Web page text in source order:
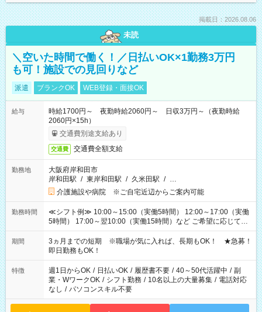
掲載日：2026.08.06
未読
＼空いた時間で働く！／日払いOK×1勤務3万円
も可！施設での見回りなど
派遣 ブランクOK WEB登録・面接OK
給与
時給1700円～ 夜勤時給2060円～ 日収3万円～（夜勤時給
2060円×15h）
交通費別途支給あり
交通費 交通費全額支給
勤務地
大阪府岸和田市
岸和田駅 / 東岸和田駅 / 久米田駅 / …
介護施設や病院 ※ご自宅近辺からご案内可能
勤務時間
≪シフト例≫ 10:00～15:00（実働5時間） 12:00～17:00（実働
5時間） 17:00～翌10:00（実働15時間）など ご希望に応じて、
働く時間は調整できます！ お気軽に担当へ相談ください！
期間
3ヵ月までの短期 ※職場が気に入れば、長期もOK！ ★急募！
即日勤務もOK！
特徴 週1日からOK / 日払いOK / 履歴書不要 / 40～50代活躍中 / 副
業・WワークOK / シフト勤務 / 10名以上の大量募集 / 電話対応
なし / パソコンスキル不要